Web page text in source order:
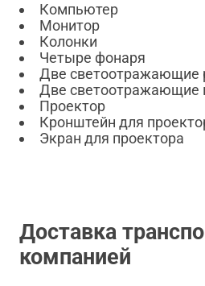
Компьютер
Монитор
Колонки
Четыре фонаря
Две светоотражающие
Две светоотражающие
Проектор
Кронштейн для
Экран для проектора
Доставка
компанией